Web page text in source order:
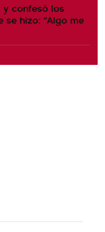
y confesó los
se hizo: "Algo me